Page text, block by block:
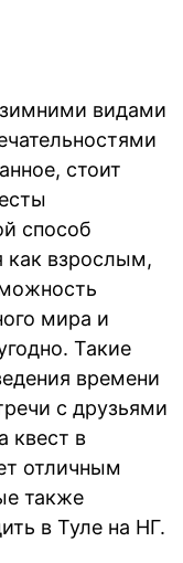
видами
стоит
способ
как взрослым,
мира и
Такие
времени
с друзьями
квест в
отличным
также
в Туле на НГ.